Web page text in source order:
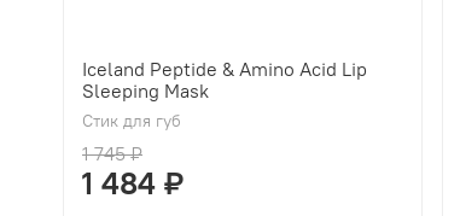
Iceland Peptide & Amino Acid Lip
Sleeping Mask
Стик для губ
1 745 ₽
1 484 ₽